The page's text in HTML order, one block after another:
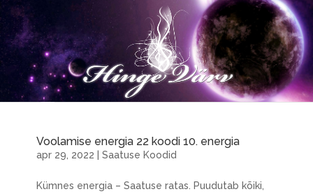
Voolamise energia 22 koodi 10. energia
apr 29, 2022 Saatuse Koodid
Kümnes energia – Saatuse ratas. Puudutab kõiki,